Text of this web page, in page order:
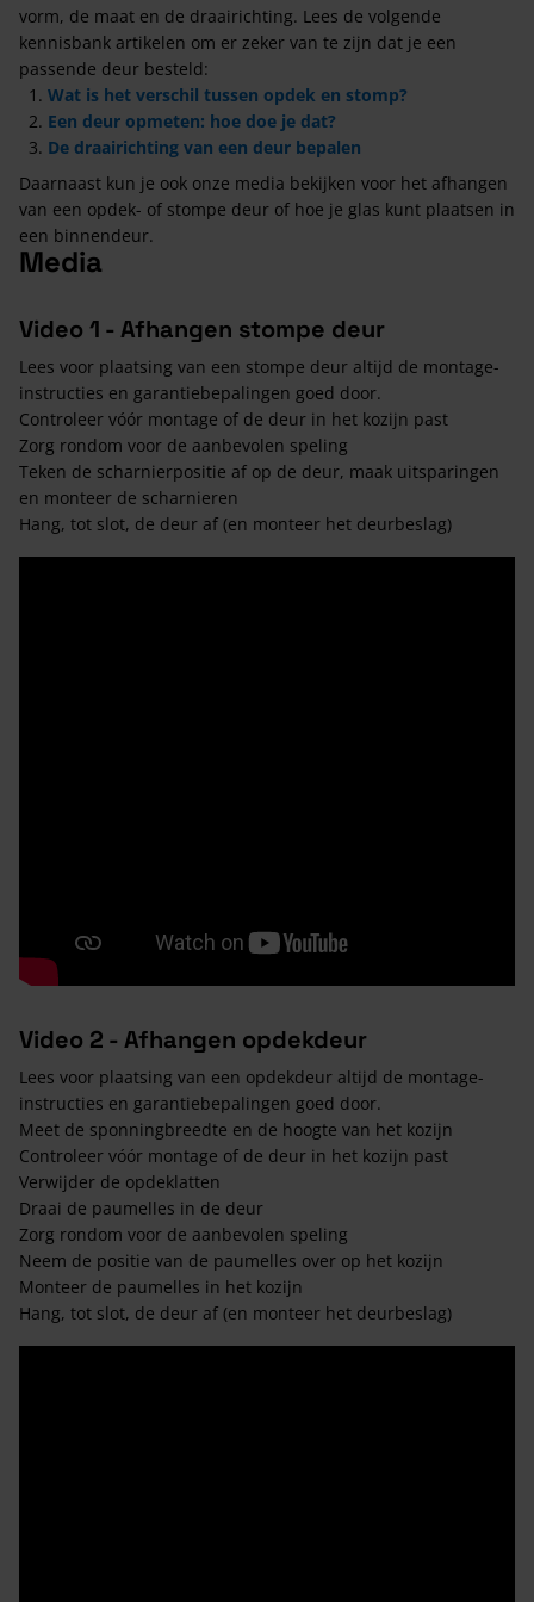
vorm, de maat en de draairichting. Lees de volgende
kennisbank artikelen om er zeker van te zijn dat je een
passende deur besteld:
Wat is het verschil tussen opdek en stomp?
Een deur opmeten: hoe doe je dat?
De draairichting van een deur bepalen
Daarnaast kun je ook onze media bekijken voor het afhangen
van een opdek- of stompe deur of hoe je glas kunt plaatsen in
een binnendeur.
Media
Video 1 - Afhangen stompe deur
Lees voor plaatsing van een stompe deur altijd de montage-
instructies en garantiebepalingen goed door.
Controleer vóór montage of de deur in het kozijn past
Zorg rondom voor de aanbevolen speling
Teken de scharnierpositie af op de deur, maak uitsparingen
en monteer de scharnieren
Hang, tot slot, de deur af (en monteer het deurbeslag)
Video 2 - Afhangen opdekdeur
Lees voor plaatsing van een opdekdeur altijd de montage-
instructies en garantiebepalingen goed door.
Meet de sponningbreedte en de hoogte van het kozijn
Controleer vóór montage of de deur in het kozijn past
Verwijder de opdeklatten
Draai de paumelles in de deur
Zorg rondom voor de aanbevolen speling
Neem de positie van de paumelles over op het kozijn
Monteer de paumelles in het kozijn
Hang, tot slot, de deur af (en monteer het deurbeslag)